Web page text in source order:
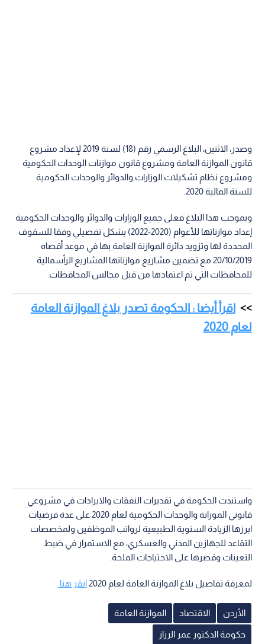
وصدر، الاثنين، البلاغ الرسمي رقم (18) لسنة 2019 لإعداد مشروع
قانون الموازنة العامة ومشروع قانون موازنات الوحدات الحكومية
ومشروع نظام تشكيلات الوزارات والدوائر والوحدات الحكومية
للسنة المالية 2020.
وبموجب هذا البلاغ فعلى جميع الوزارات والدوائر والوحدات الحكومية
إعداد موازناتها للأعوام (2020-2022) بشكل تفصيلي وفقا للسقوف
المحددة لها وتزويد دائرة الموازنة العامة بها في موعد أقصاه
20/10/2019 مع تضمين مشاريع موازناتها المشاريع الرأسمالية
للمحافظات التي تم اعتمادها من قبل مجالس المحافظات.
اقرأ أيضا : الحكومة تصدر بلاغ الموازنة العامة
لعام 2020
واستندت الحكومة في تقديرات النفقات والايرادات في مشروعي
قانوني الموزانة والوحدات الحكومية لعام 2020 على عدة فرضيات
ابرزها الزيادة السنوية الطبيعية لرواتب الموظفين ولمخصصات
التقاعد للجهازين المدني والعسكري، مع الاستمرار في ضبط
التعينات وقصرها على الاحتياجات الملحة.
لمعرفة تفاصيل بلاغ الموازنة العامة لعام 2020 انقر هنا
الأردن الاقتصاد الموازنة العامة
حكومة الدكتور عمر الرزاز